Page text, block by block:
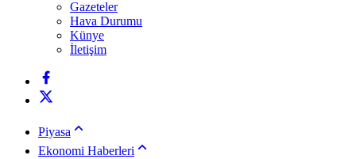
Gazeteler
Hava Durumu
Künye
İletişim
Piyasa
Ekonomi Haberleri